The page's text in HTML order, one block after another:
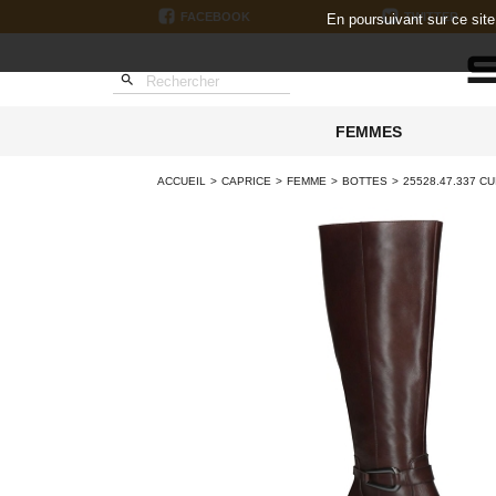
FACEBOOK TWITTER

FEMMES
ACCUEIL CAPRICE FEMME BOTTES 25528.47.337
En poursuivant sur ce